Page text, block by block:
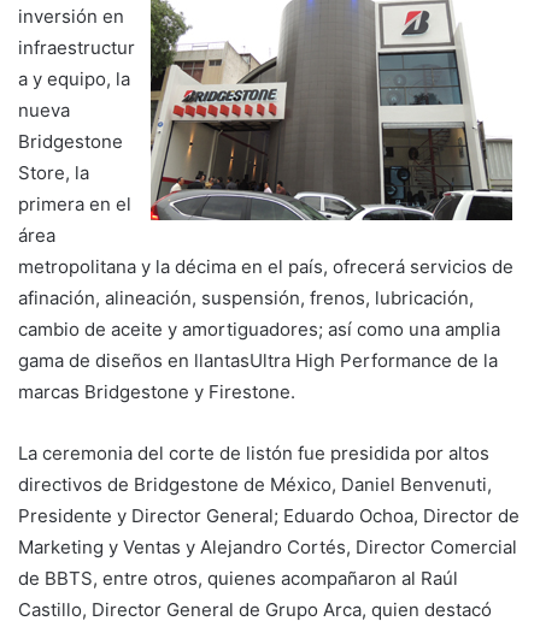
inversión en
infraestructur
a y equipo, la
nueva
Bridgestone
Store, la
primera en el
área
metropolitana y la décima en el país, ofrecerá servicios de
afinación, alineación, suspensión, frenos, lubricación,
cambio de aceite y amortiguadores; así como una amplia
gama de diseños en llantasUltra High Performance de la
marcas Bridgestone y Firestone.
La ceremonia del corte de listón fue presidida por altos
directivos de Bridgestone de México, Daniel Benvenuti,
Presidente y Director General; Eduardo Ochoa, Director de
Marketing y Ventas y Alejandro Cortés, Director Comercial
de BBTS, entre otros, quienes acompañaron al Raúl
Castillo, Director General de Grupo Arca, quien destacó